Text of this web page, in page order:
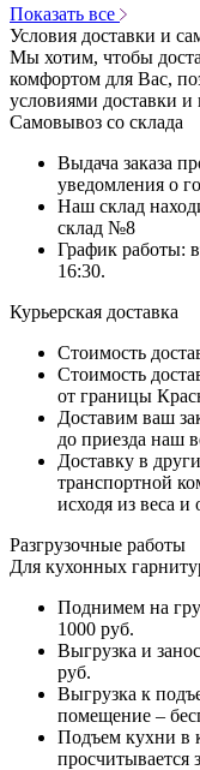
Показать все
Условия доставки и
Мы хотим, чтобы
комфортом для Вас,
условиями доставки
Самовывоз со склада
Выдача заказа
уведомления о
Наш склад
склад №8
График работы:
16:30.
Курьерская доставка
Стоимость
Стоимость
от границы
Доставим ваш
до приезда наш
Доставку в
транспортной
исходя из веса и
Разгрузочные работы
Для кухонных
Поднимем на
1000 руб.
Выгрузка и
руб.
Выгрузка к
помещение –
Подъем кухни в
просчитывается